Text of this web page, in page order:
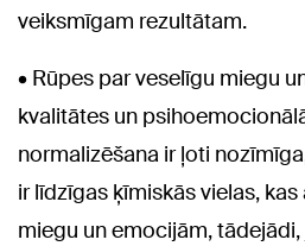
veiksmīgam rezultātam.
• Rūpes par veselīgu miegu
kvalitātes un
normalizēšana ir ļoti
ir līdzīgas ķīmiskās vielas,
miegu un emocijām,